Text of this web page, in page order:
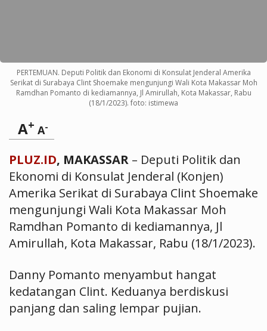
PERTEMUAN. Deputi Politik dan Ekonomi di Konsulat Jenderal Amerika
Serikat di Surabaya Clint Shoemake mengunjungi Wali Kota Makassar Moh
Ramdhan Pomanto di kediamannya, Jl Amirullah, Kota Makassar, Rabu
(18/1/2023). foto: istimewa
A+ A-
PLUZ.ID, MAKASSAR – Deputi Politik dan
Ekonomi di Konsulat Jenderal (Konjen)
Amerika Serikat di Surabaya Clint Shoemake
mengunjungi Wali Kota Makassar Moh
Ramdhan Pomanto di kediamannya, Jl
Amirullah, Kota Makassar, Rabu (18/1/2023).
Danny Pomanto menyambut hangat
kedatangan Clint. Keduanya berdiskusi
panjang dan saling lempar pujian.